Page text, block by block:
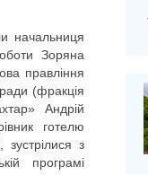
начальниця
Зоряна
правління
(фракція
Андрій
готелю
зустрілися з
програмі